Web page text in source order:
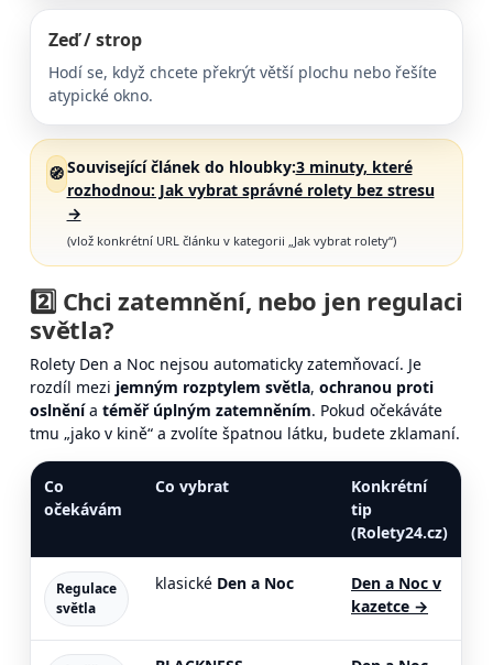
Zeď / strop
Hodí se, když chcete překrýt větší plochu nebo řešíte
atypické okno.
🧭Související článek do hloubky:3 minuty, které
rozhodnou: Jak vybrat správné rolety bez stresu
→
(vlož konkrétní URL článku v kategorii „Jak vybrat rolety“)
2️⃣ Chcizatemnění, nebo jen regulaci
světla?
Rolety Den a Noc nejsou automaticky zatemňovací. Je
rozdíl mezi jemným rozptylem světla, ochranou proti
oslněnía téměř úplným zatemněním. Pokud očekáváte
tmu „jako v kině“ a zvolíte špatnou látku, budete zklamaní.
Co
očekávám
Co vybrat
Konkrétní
tip
(Rolety24.cz)
Regulace
světla
klasické Den a Noc
Den a Noc v
kazetce →